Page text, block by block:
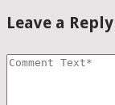
Leave a Reply